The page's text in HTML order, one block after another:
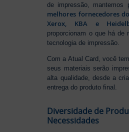
de impressão, mantemos
melhores fornecedores
Xerox, KBA e
proporcionam o que há de
tecnologia de impressão.
Com a Atual Card, você
seus materiais serão
alta qualidade, desde a
entrega do produto final.
Diversidade de
Necessidades